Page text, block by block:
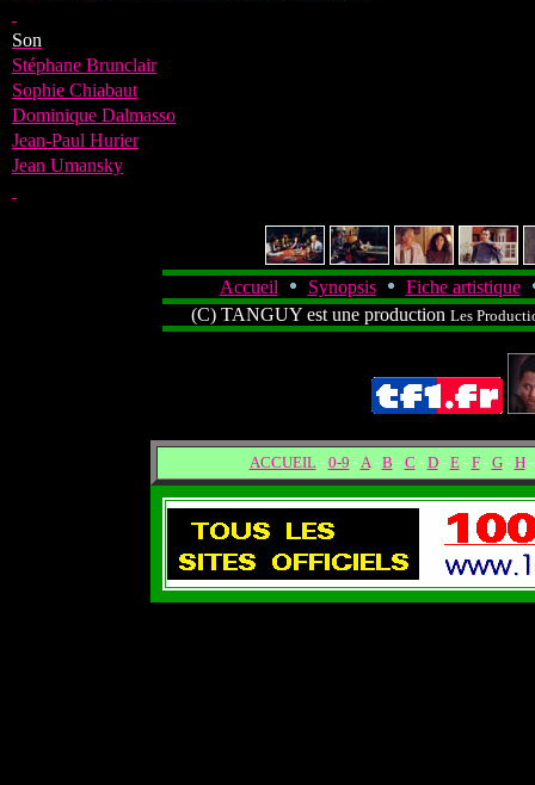
Son
Stéphane Brunclair
Sophie Chiabaut
Dominique Dalmasso
Jean-Paul Hurier
Jean Umansky
Accueil Synopsis
Fiche artistique
(C) TANGUY est une production Les
ACCUEIL- 0-9 -A- B - C - D- E- F- G- H